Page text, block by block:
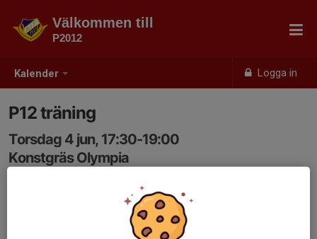
Kalender Logga in
Välkommen till
P2012
P12 träning
Torsdag 4 jun, 17:30-19:00
Konstgräs Olympia